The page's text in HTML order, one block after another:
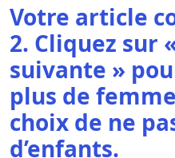
Votre article
2. Cliquez sur
suivante »
plus de
choix de ne
d’enfants.